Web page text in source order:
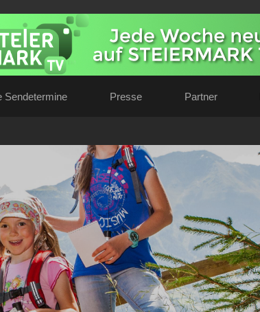
Sendetermine Presse Partner